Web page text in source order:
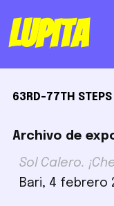
Lupita
63RD-77TH
Archivo de
Sol Calero.
Bari, 4 febrero